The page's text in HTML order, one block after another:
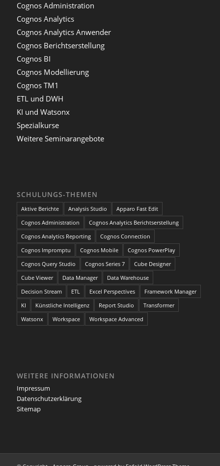
Cognos Administration
Cognos Analytics
Cognos Analytics Anwender
Cognos Berichtserstellung
Cognos BI
Cognos Modellierung
Cognos TM1
ETL und DWH
KI und Watsonx
Spezialkurse
Weitere Seminarangebote
SCHULUNGS-THEMEN
Aktive Berichte Analysis Studio
Apparo Fast Edit
Cognos Administration
Cognos Analytics Berichtserstellung
Cognos Analytics Reporting
Cognos Connection
Cognos Impromptu
Cognos Mobile
Cognos PowerPlay
Cognos Query Studio
Cognos Series 7
Cube Designer
Cube Viewer
Data Manager
Data Warehouse
Decision Stream
ETL Excel Perspectives
Framework Manager
KI
Künstliche Intelligenz Report Studio
Transformer
Watsonx
Workspace Workspace Advanced
WEITERE INFORMATIONEN
Impressum
Datenschutzerklärung
Sitemap